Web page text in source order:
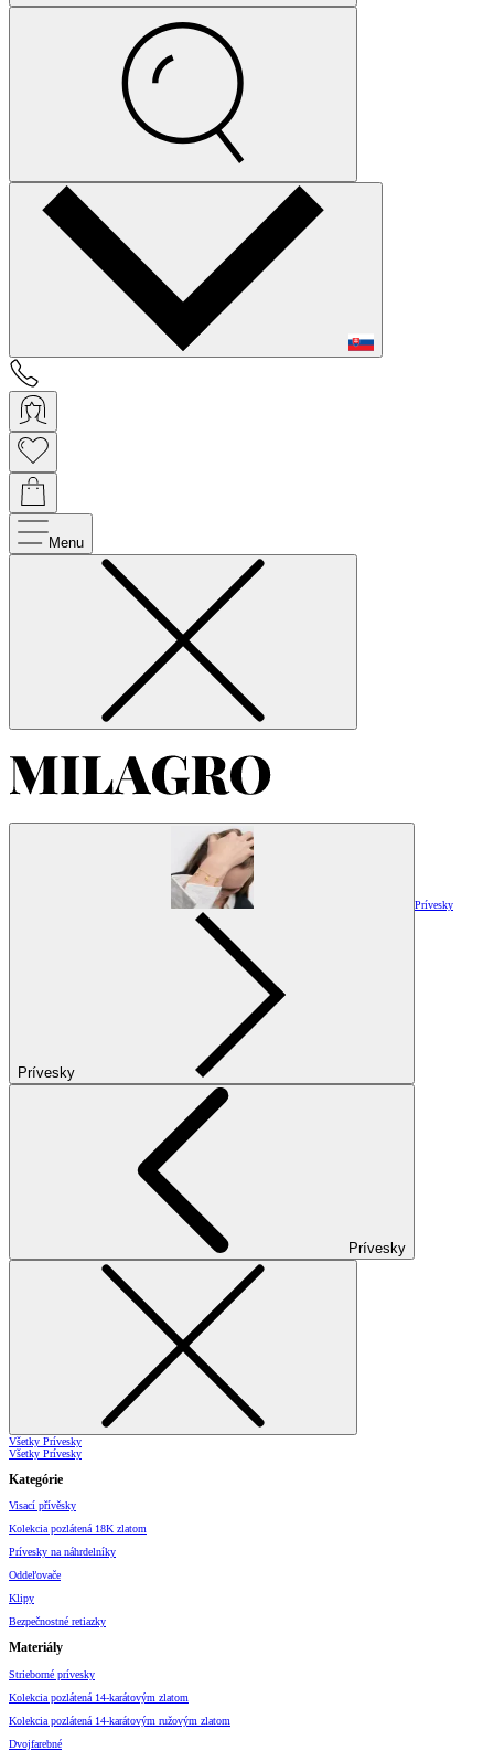
Menu
Prívesky
Prívesky
Prívesky
Všetky Prívesky
Všetky Prívesky
Kategórie
Visací přívěsky
Kolekcia pozlátená 18K zlatom
Prívesky na náhrdelníky
Oddeľovače
Klipy
Bezpečnostné retiazky
Materiály
Strieborné prívesky
Kolekcia pozlátená 14-karátovým zlatom
Kolekcia pozlátená 14-karátovým ružovým zlatom
Dvojfarebné